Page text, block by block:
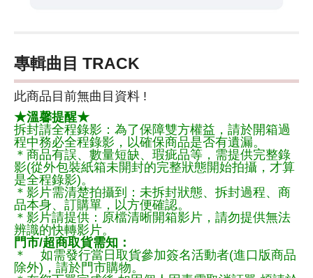
專輯曲目 TRACK
此商品目前無曲目資料 !
★溫馨提醒★
拆封請全程錄影：為了保障雙方權益，請於開箱過
程中務必全程錄影，以確保商品是否有遺漏。
＊商品有誤、數量短缺、瑕疵品等，需提供完整錄
影(從外包裝紙箱未開封的完整狀態開始拍攝，才算
是全程錄影)。
＊影片需清楚拍攝到：未拆封狀態、拆封過程、商
品本身、訂購單，以方便確認。
＊影片請提供：原檔清晰開箱影片，請勿提供無法
辨識的快轉影片。
門市/超商取貨需知：
＊ 如需發行當日取貨參加簽名活動者(進口版商品
除外)，請於門市購物。